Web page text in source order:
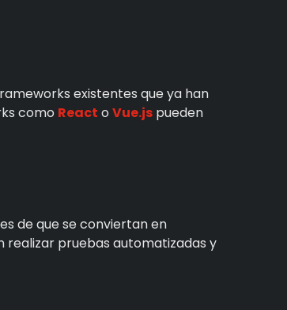
existentes que ya han
como React o Vue.js pueden
de que se conviertan en
realizar pruebas automatizadas y